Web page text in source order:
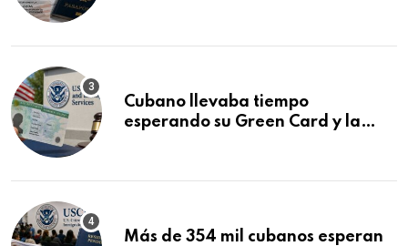
Cubano llevaba tiempo
esperando su Green Card y la
Más de 354 mil cubanos esperan